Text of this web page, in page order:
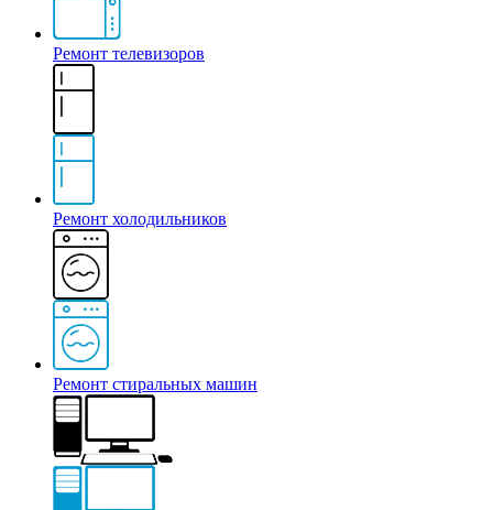
Ремонт телевизоров
Ремонт холодильников
Ремонт стиральных машин